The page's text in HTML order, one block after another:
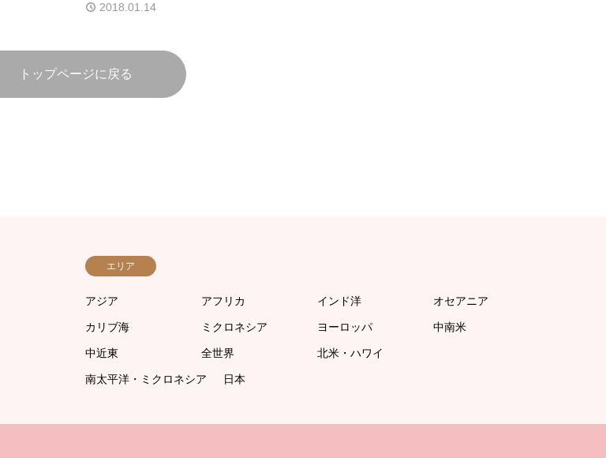
2018.01.14
トップページに戻る
エリア
アジア アフリカ インド洋 オセアニア
カリブ海 ミクロネシア ヨーロッパ 中南米
中近東 全世界 北米・ハワイ
南太平洋・ミクロネシア 日本